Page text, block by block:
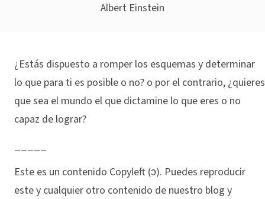
Albert Einstein
¿Estás dispuesto a romper los esquemas y determinar
lo que para ti es posible o no? o por el contrario, ¿quieres
que sea el mundo el que dictamine lo que eres o no
capaz de lograr?
Este es un contenido Copyleft (ↄ). Puedes reproducir
este y cualquier otro contenido de nuestro blog y